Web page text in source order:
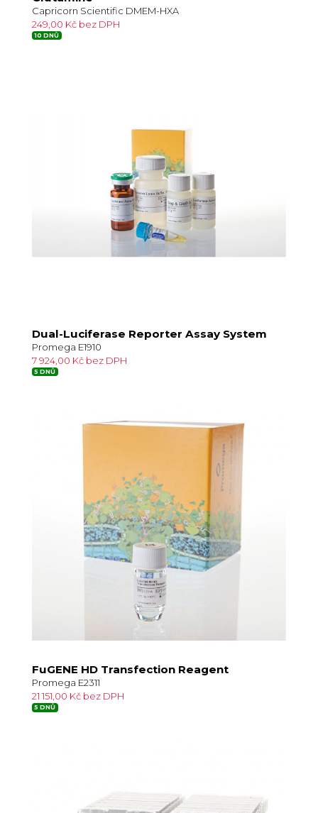
Capricorn Scientific DMEM-HXA
249,00 Kč bez DPH
10 DNŮ
Dual-Luciferase Reporter Assay System
Promega E1910
7 924,00 Kč bez DPH
5 DNŮ
FuGENE HD Transfection Reagent
Promega E2311
21 151,00 Kč bez DPH
5 DNŮ